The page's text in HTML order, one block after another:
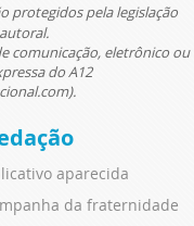
protegidos pela legislação
comunicação, eletrônico ou
do A12
aparecida
da fraternidade